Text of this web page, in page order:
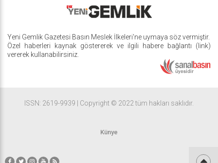
Yeni Gemlik Gazetesi Basın Meslek İlkeleri'ne uymaya söz vermiştir.
Özel haberleri kaynak göstererek ve ilgili habere bağlantı (link)
vererek kullanabilirsiniz.
ISSN: 2619-9939 | Copyright © 2022 tüm hakları saklıdır.
Künye